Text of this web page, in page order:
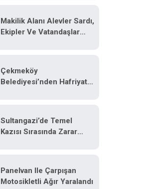
Makilik Alanı Alevler Sardı,
Ekipler Ve Vatandaşlar
Çekmeköy
Belediyesi’nden Hafriyat
Sultangazi’de Temel
Kazısı Sırasında Zarar
Panelvan Ile Çarpışan
Motosikletli Ağır Yaralandı